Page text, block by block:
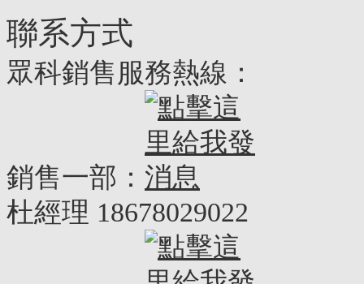
聯系方式
眾科銷售服務熱線：
銷售一部：
杜經理 18678029022